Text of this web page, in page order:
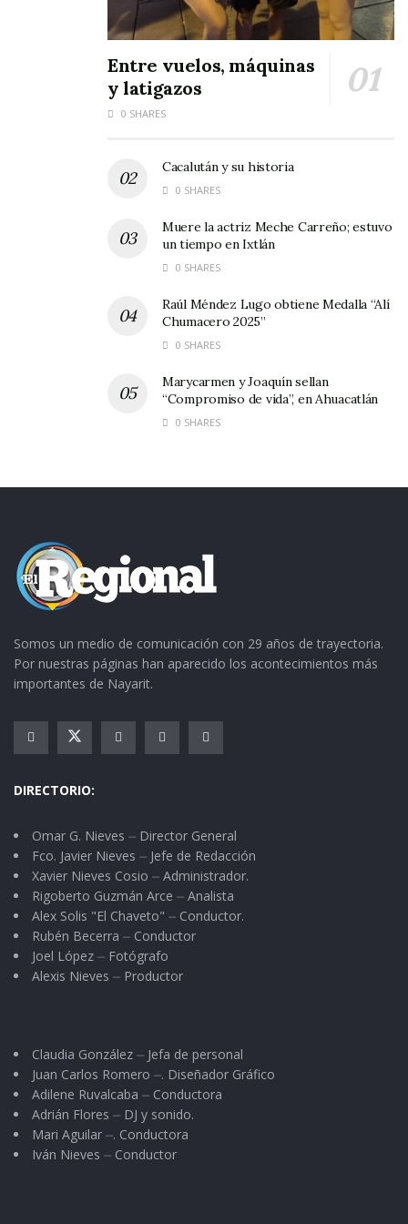
Algunos de los procedimientos que se
realizarán son en pacientes con mastectomía
por cáncer de mama, sindactilia, polidactilia,
secuelas de quemaduras, blefaroplastia, labio
DIF Nayarit
Entre vuelos, máquinas
y latigazos
0 SHARES
Cacalután y su historia
0 SHARES
Muere la actriz Meche Carreño; estuvo
un tiempo en Ixtlán
0 SHARES
Raúl Méndez Lugo obtiene Medalla “Alí
Chumacero 2025”
0 SHARES
Marycarmen y Joaquín sellan
“Compromiso de vida”, en Ahuacatlán
0 SHARES
Somos un medio de comunicación con 29 años de trayectoria.
Por nuestras páginas han aparecido los acontecimientos más
importantes de Nayarit.
DIRECTORIO:
Omar G. Nieves ⏤ Director General
Fco. Javier Nieves ⏤ Jefe de Redacción
Xavier Nieves Cosio ⏤ Administrador.
Rigoberto Guzmán Arce ⏤ Analista
Alex Solis "El Chaveto" ⏤ Conductor.
Rubén Becerra ⏤ Conductor
Joel López ⏤ Fotógrafo
Alexis Nieves ⏤ Productor
Claudia González ⏤ Jefa de personal
Juan Carlos Romero ⏤. Diseñador Gráfico
Adilene Ruvalcaba ⏤ Conductora
Adrián Flores ⏤ DJ y sonido.
Mari Aguilar ⏤. Conductora
Iván Nieves ⏤ Conductor